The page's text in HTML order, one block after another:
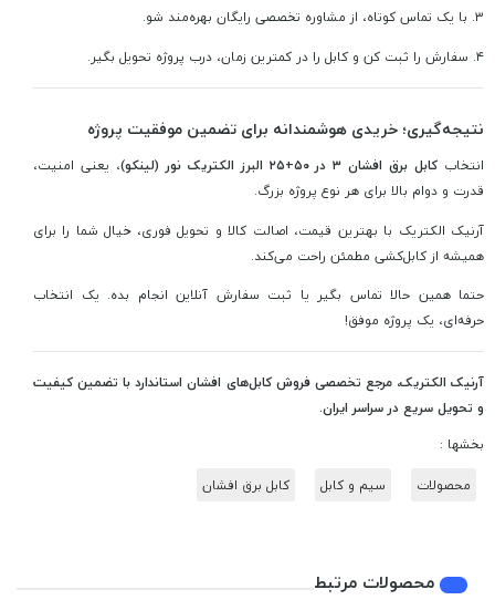
۳. با یک تماس کوتاه، از مشاوره تخصصی رایگان بهره‌مند شو.
۴. سفارش را ثبت کن و کابل را در کمترین زمان، درب پروژه تحویل بگیر.
نتیجه‌گیری؛ خریدی هوشمندانه برای تضمین موفقیت پروژه
انتخاب کابل برق افشان ۳ در ۵۰+۲۵ البرز الکتریک نور (لینکو)
، یعنی امنیت،
قدرت و دوام بالا برای هر نوع پروژه بزرگ.
آرنیک الکتریک با بهترین قیمت، اصالت کالا و تحویل فوری، خیال شما را برای
همیشه از کابل‌کشی مطمئن راحت می‌کند.
حتما همین حالا تماس بگیر یا ثبت سفارش آنلاین انجام بده. یک انتخاب
حرفه‌ای، یک پروژه موفق!
آرنیک الکتریک، مرجع تخصصی فروش کابل‌های افشان استاندارد با تضمین کیفیت
و تحویل سریع در سراسر ایران.
بخشها :
محصولات
سیم و کابل کابل برق افشان
محصولات مرتبط